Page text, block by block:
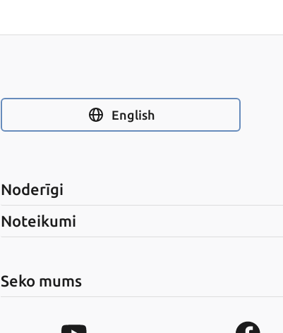
English
Noderīgi
Noteikumi
Seko mums